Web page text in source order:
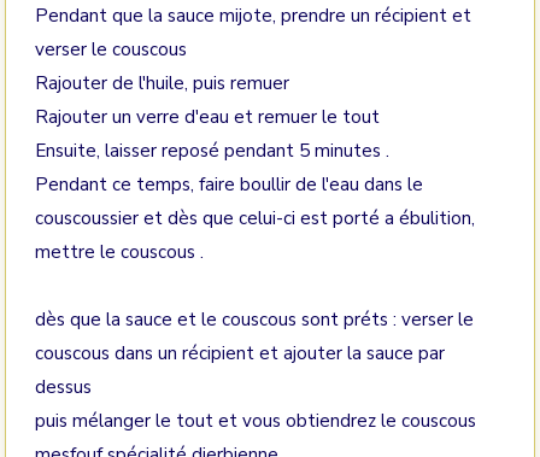
Pendant que la sauce mijote, prendre un récipient et
verser le couscous
Rajouter de l'huile, puis remuer
Rajouter un verre d'eau et remuer le tout
Ensuite, laisser reposé pendant 5 minutes .
Pendant ce temps, faire boullir de l'eau dans le
couscoussier et dès que celui-ci est porté a ébulition,
mettre le couscous .
dès que la sauce et le couscous sont préts : verser le
couscous dans un récipient et ajouter la sauce par
dessus
puis mélanger le tout et vous obtiendrez le couscous